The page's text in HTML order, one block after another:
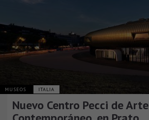
MUSEOS ITALIA
Nuevo Centro Pecci de Arte